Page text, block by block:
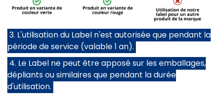
3. ​​L'utilisation du Label n'est autorisée que pendant la
période de service (valable 1 an).
4. Le Label ne peut être apposé sur les emballages,
dépliants ou similaires que pendant la durée
d'utilisation.